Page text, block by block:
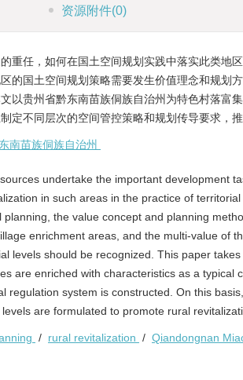
资源附件(0)
重任，如何在国土空间规划实践中落实此类地
的国土空间规划策略需要发生价值理念和规划
以贵州省黔东南苗族侗族自治州为特色村落富
不同层次的空间管控策略和规划传导要求，推
南苗族侗族自治州
undertake the important development
in such areas in the practice of territorial
the value concept and planning
enrichment areas, and the multi-value of
levels should be recognized. This paper
are enriched with characteristics as a typical
regulation system is constructed. On this
are formulated to promote rural
/ rural revitalization / Qiandongnan